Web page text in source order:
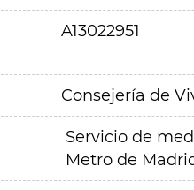
A13022951
Consejería de
Servicio de
Metro de